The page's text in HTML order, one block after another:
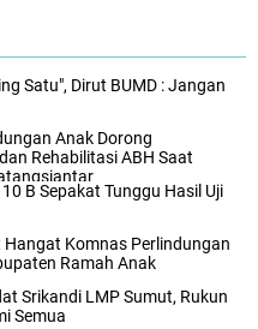
Satu", Dirut BUMD : Jangan
Anak Dorong
Rehabilitasi ABH Saat
B Sepakat Tunggu Hasil Uji
Komnas Perlindungan
Ramah Anak
Srikandi LMP Sumut, Rukun
Semua